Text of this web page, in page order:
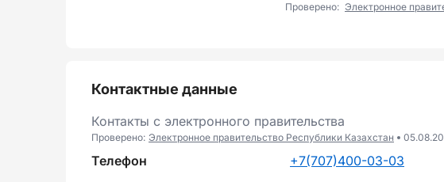
Проверено: Электронное
Контактные данные
Контакты с электронного правительства
Проверено: Электронное правительство Республики Казахстан
Телефон +7(707)400-03-03